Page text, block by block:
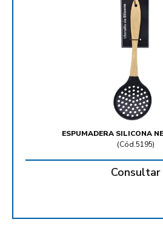
ESPUMADERA SILICONA
(Cód.5195)
Consultar